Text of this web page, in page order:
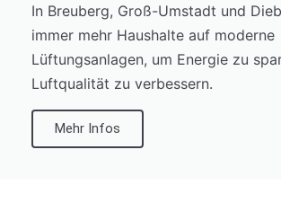
In Breuberg, Groß-Umstadt und
immer mehr Haushalte auf moderne
Lüftungsanlagen, um Energie zu
Luftqualität zu verbessern.
Mehr Infos